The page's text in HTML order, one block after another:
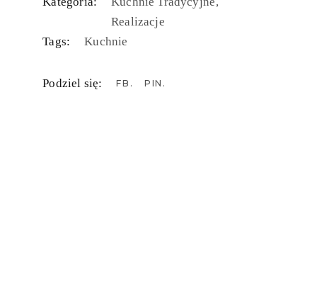
Realizacje
Tags:
Kuchnie
Podziel się: FB PIN